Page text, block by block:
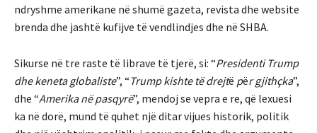
ndryshme amerikane në shumë gazeta, revista dhe website
brenda dhe jashtë kufijve të vendlindjes dhe në SHBA.
Sikurse në tre raste të librave të tjerë, si: “Presidenti Trump
dhe keneta globaliste”, “ Trump kishte të drejtë për gjithçka”,
dhe “Amerika në pasqyrë”, mendoj se vepra e re, që lexuesi
ka në dorë, mund të quhet një ditar vijues historik, politik